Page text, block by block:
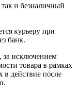
и безналичный
курьеру при
банк.
за исключением
товара в рамках
действие после